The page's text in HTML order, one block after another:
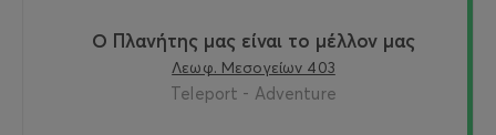
Ο Πλανήτης μας είναι το μέλλον μας
Λεωφ. Μεσογείων 403
Teleport - Adventure